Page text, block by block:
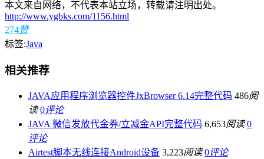
本文来自网络，不代表本站立场，转载请注明出处。
http://www.ygbks.com/1156.html
274赞
标签:Java
相关推荐
JAVA应用程序浏览器控件JxBrowser 6.14完整代码 486阅
读 0评论
JAVA 微信发放代金券/立减金API完整代码 6,653阅读 0
评论
Airtest脚本无线连接Android设备 3,223阅读 0评论